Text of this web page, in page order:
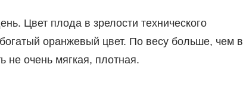
Цвет плода в зрелости технического
оранжевый цвет. По весу больше, чем в
не очень мягкая, плотная.